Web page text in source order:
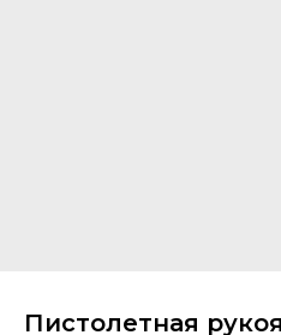
Пистолетная